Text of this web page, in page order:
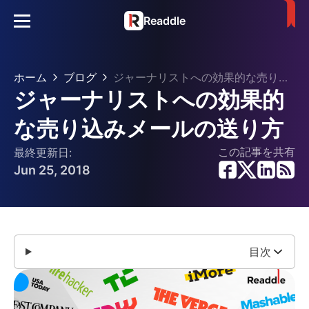
Readdle
ホーム ブログ ジャーナリストへの効果的な売り込みメールの送り方
ジャーナリストへの効果的
な売り込みメールの送り方
最終更新日:
Jun 25, 2018
この記事を共有
目次